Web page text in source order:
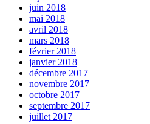
juin 2018
mai 2018
avril 2018
mars 2018
février 2018
janvier 2018
décembre 2017
novembre 2017
octobre 2017
septembre 2017
juillet 2017